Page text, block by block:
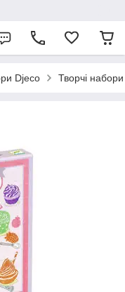
Djeco Творчі